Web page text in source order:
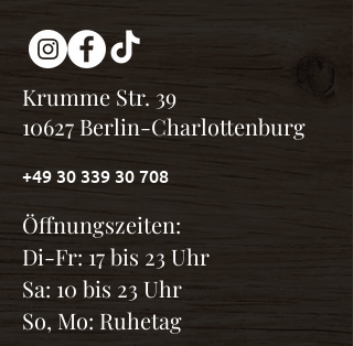
Krumme Str. 39
10627 Berlin-Charlottenburg
+49 30 339 30 708
Öffnungszeiten:
Di-Fr: 17 bis 23 Uhr
Sa: 10 bis 23 Uhr
So, Mo: Ruhetag